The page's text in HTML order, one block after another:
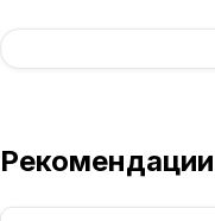
Рекомендации